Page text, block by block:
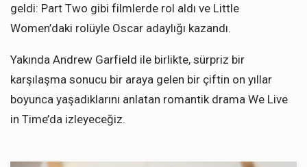
geldi: Part Two gibi filmlerde rol aldı ve Little
Women’daki rolüyle Oscar adaylığı kazandı.
Yakında Andrew Garfield ile birlikte, sürpriz bir
karşılaşma sonucu bir araya gelen bir çiftin on yıllar
boyunca yaşadıklarını anlatan romantik drama We Live
in Time’da izleyeceğiz.